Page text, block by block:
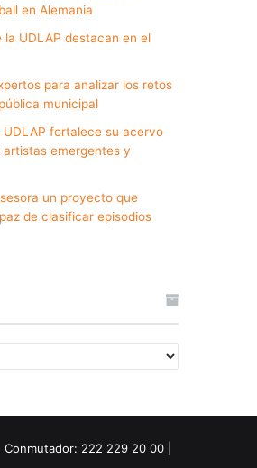
en Alemania
la UDLAP destacan en el
para analizar los retos
municipal
fortalece su acervo
emergentes y
un proyecto que
de clasificar episodios
222 229 20 00 |